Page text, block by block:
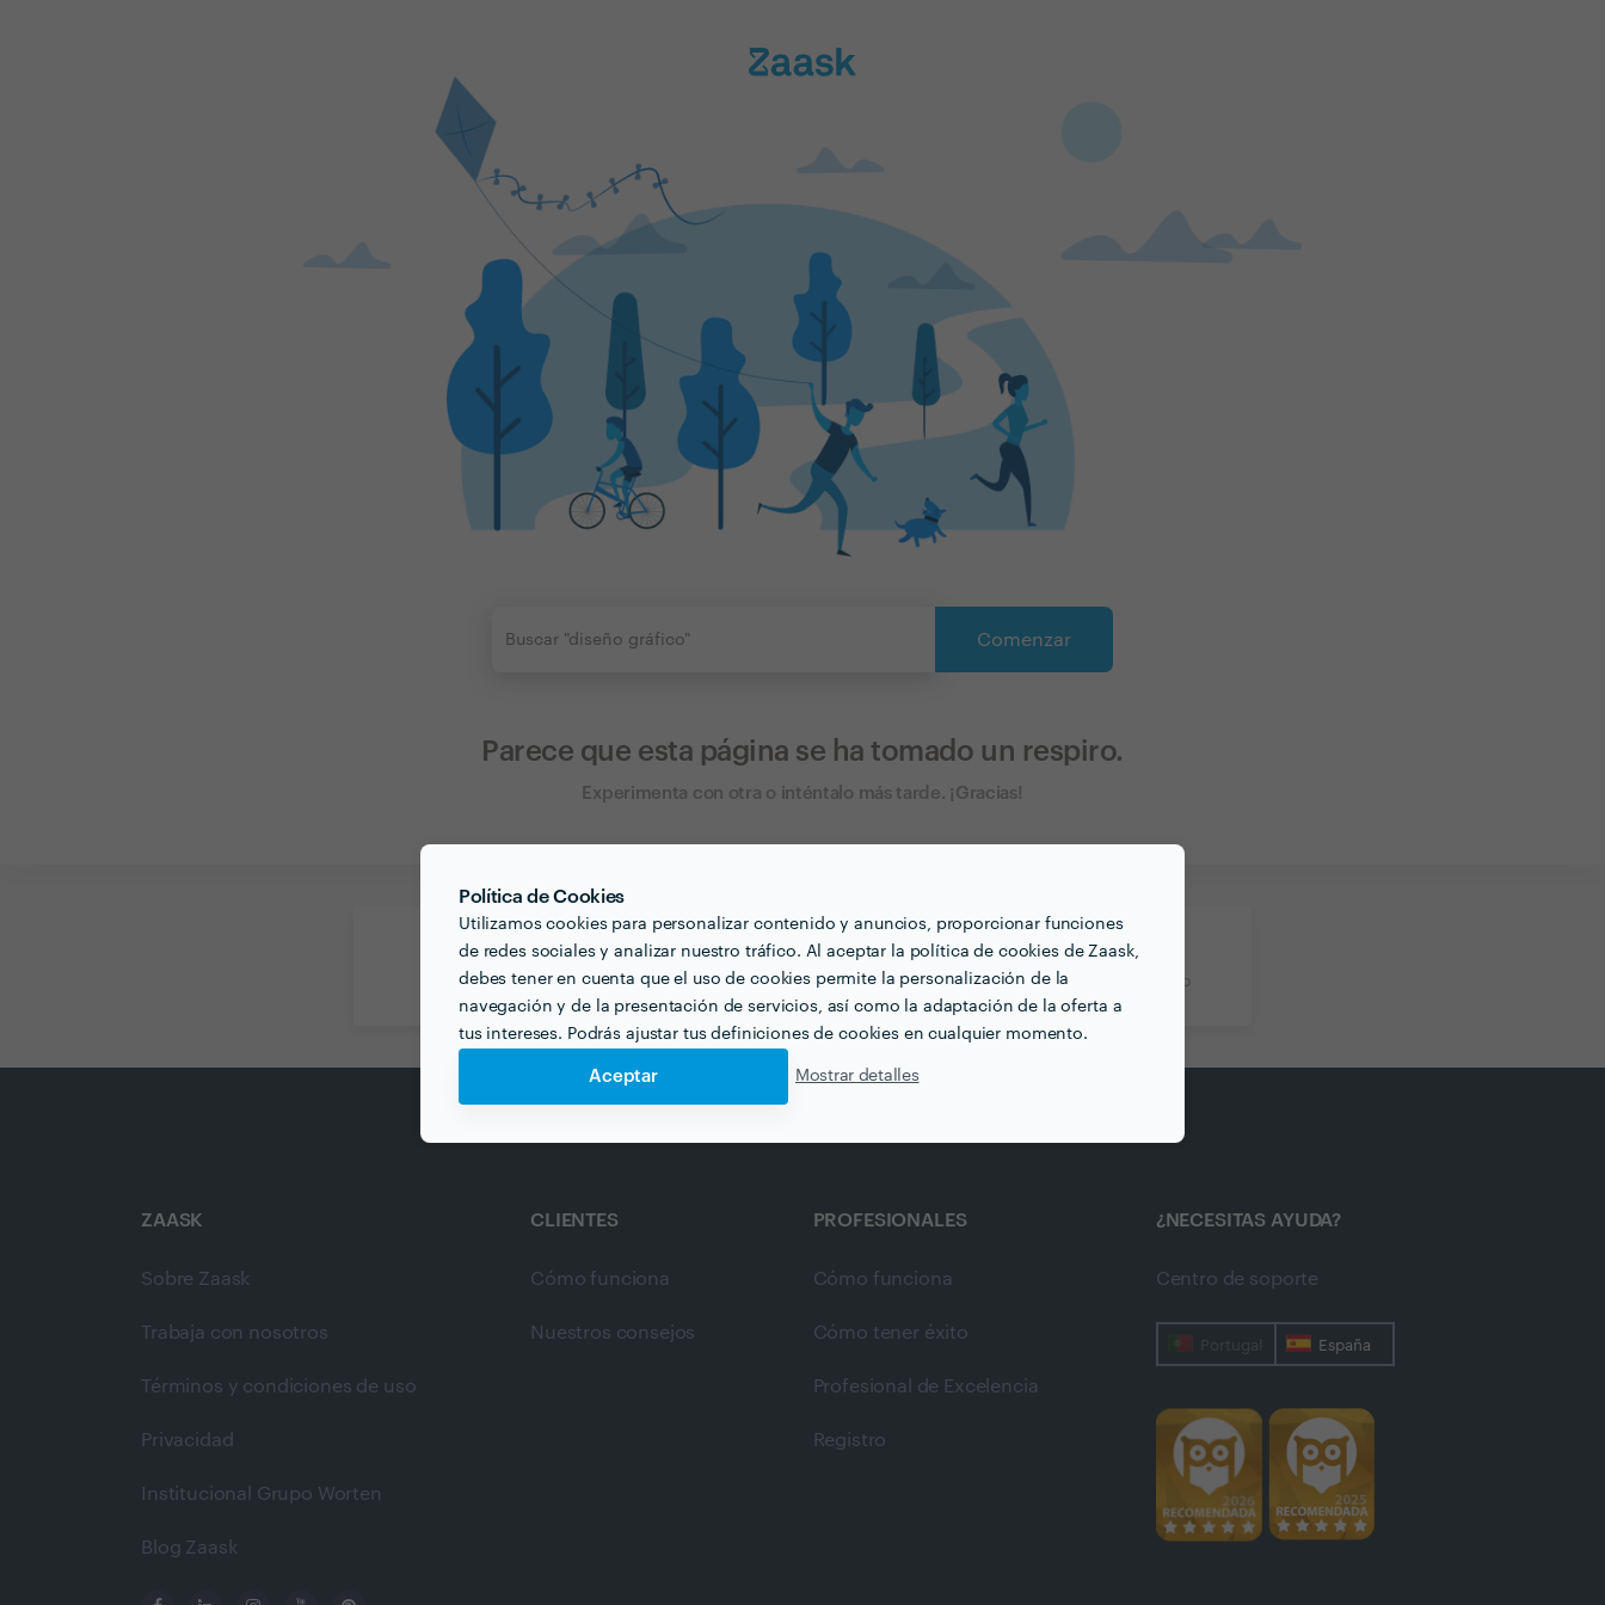
Política de Cookies
Utilizamos cookies para personalizar contenido y anuncios, proporcionar funciones
de redes sociales y analizar nuestro tráfico. Al aceptar la política de cookies de Zaask,
debes tener en cuenta que el uso de cookies permite la personalización de la
navegación y de la presentación de servicios, así como la adaptación de la oferta a
tus intereses. Podrás ajustar tus definiciones de cookies en cualquier momento.
Aceptar Mostrar detalles
Comenzar
Parece que esta página se ha tomado un respiro.
Experimenta con otra o inténtalo más tarde. ¡Gracias!
Llama al 910 486 400
10:00-12:00 y de 15:00-17:00
Equipo de Soporte
Envíanos un correo electrónico
ZAASK
Sobre Zaask
Trabaja con nosotros
Términos y condiciones de uso
Privacidad
Institucional Grupo Worten
Blog Zaask
CLIENTES
Cómo funciona
Nuestros consejos
PROFESIONALES
Cómo funciona
Cómo tener éxito
Profesional de Excelencia
Registro
¿NECESITAS AYUDA?
Centro de soporte
Portugal España